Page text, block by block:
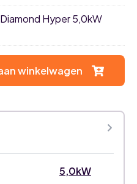
Hyper 5,0kW
winkelwagen
5,0kW